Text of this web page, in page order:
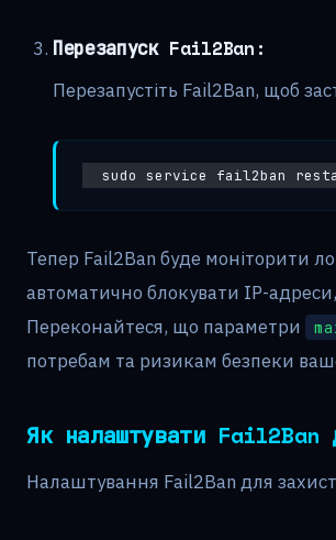
Перезапуск Fail2Ban:
Перезапустіть Fail2Ban, щоб
sudo service fail2ban
Тепер Fail2Ban буде моніторити
автоматично блокувати IP-
Переконайтеся, що параметри
потребам та ризикам безпеки
Як налаштувати Fail2Ban
Налаштування Fail2Ban для